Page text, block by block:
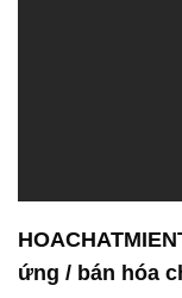
ứng / bán hóa